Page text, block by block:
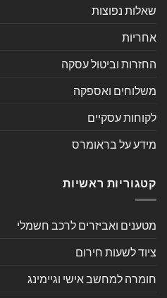
שאלות נפוצות
אחריות
החזרות וביטול עסקה
משלוחים ואספקה
לקוחות עסקיים
מידע על בראומרס
קטגוריות ראשיות
מטענים ואביזרים לרכב חשמלי
ציוד לשעות חירום
חומרה למחשב אישי וגיימינג